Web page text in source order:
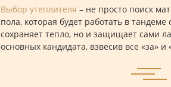
Выбор утеплителя – не просто поиск
пола, которая будет работать в
сохраняет тепло, но и защищает сами
основных кандидата, взвесив все «за»